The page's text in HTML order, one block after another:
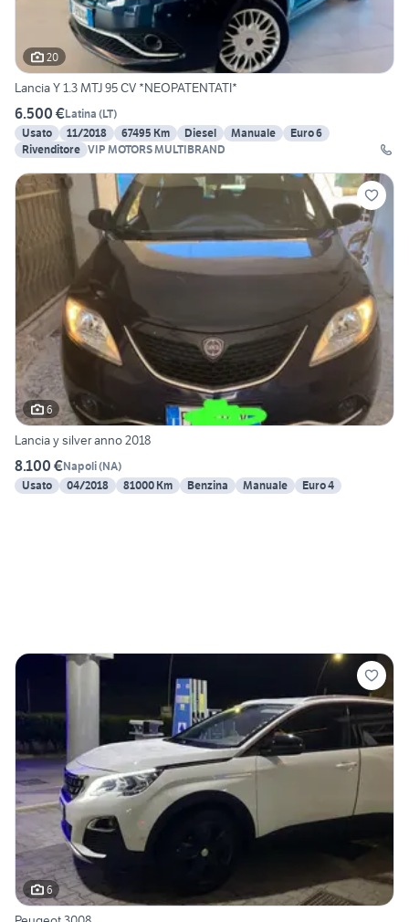
20
Lancia Y 1.3 MTJ 95 CV *NEOPATENTATI*
6.500 €Latina (LT)
Usato
11/2018 67495 Km Diesel Manuale
Euro 6
Rivenditore VIP MOTORS MULTIBRAND
6
Lancia y silver anno 2018
8.100 €Napoli(NA)
Usato
04/2018 81000 Km Benzina Manuale Euro 4
6